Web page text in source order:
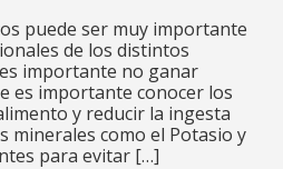
puede ser muy importante
de los distintos
importante no ganar
es importante conocer los
y reducir la ingesta
minerales como el Potasio y
para evitar […]